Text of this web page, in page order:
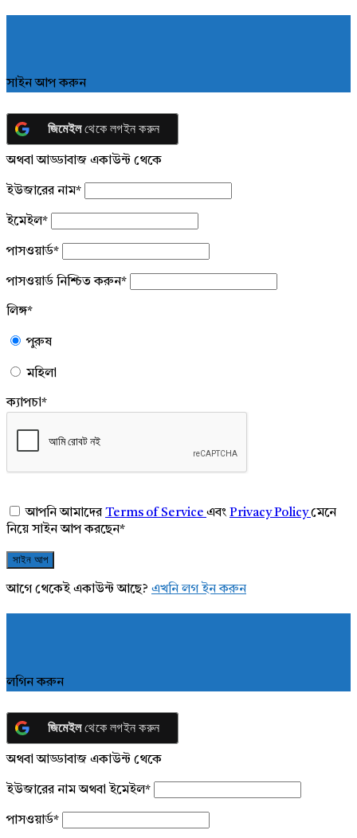
সাইন আপ করুন
জিমেইলথেকে লগইন করুন
অথবা আড্ডাবাজ একাউন্ট থেকে
ইউজারের নাম*
ইমেইল*
পাসওয়ার্ড*
পাসওয়ার্ড নিশ্চিত করুন*
লিঙ্গ*
পুরুষ
মহিলা
ক্যাপচা*
আপনি আমাদেরTerms of Service এবং Privacy Policyমেনে
নিয়ে সাইন আপ করছেন*
আগে থেকেই একাউন্ট আছে? এখনি লগ ইন করুন
লগিন করুন
জিমেইলথেকে লগইন করুন
অথবা আড্ডাবাজ একাউন্ট থেকে
ইউজারের নাম অথবা ইমেইল*
পাসওয়ার্ড*